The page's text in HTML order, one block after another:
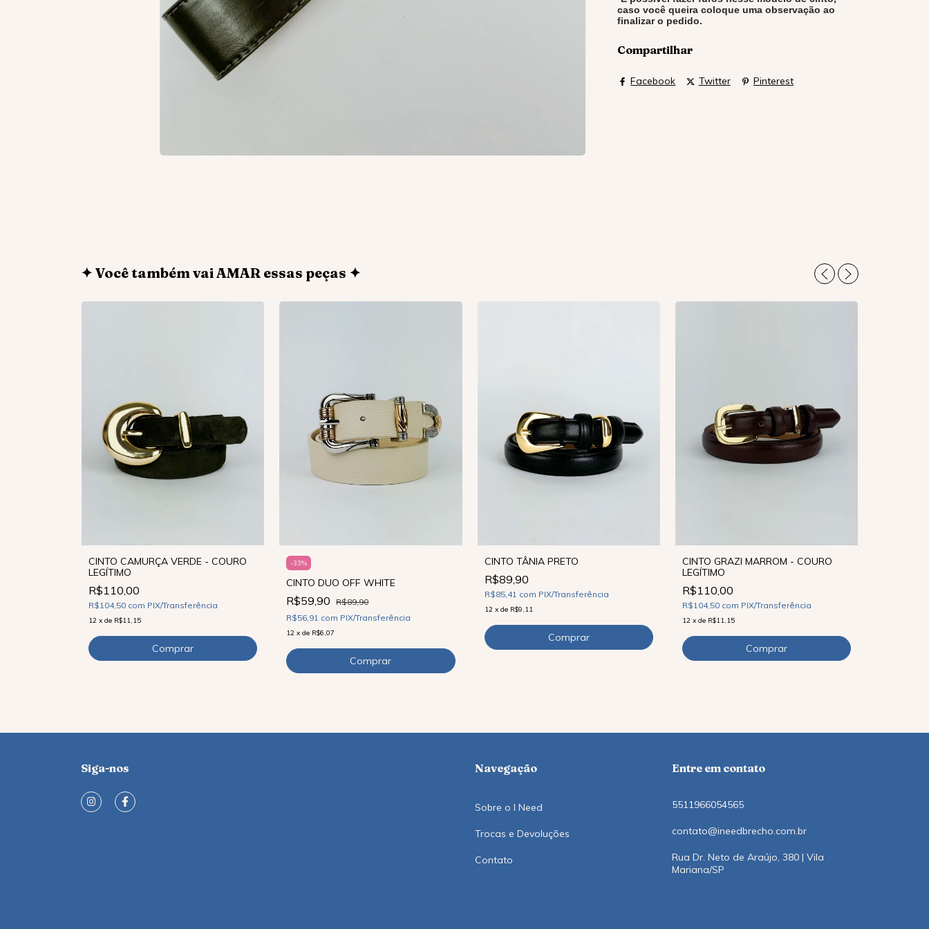
caso você queira coloque uma observação ao
finalizar o pedido.
Compartilhar
Facebook Twitter Pinterest
✦ Você também vai AMAR essas peças ✦
CINTO CAMURÇA VERDE - COURO
LEGÍTIMO
R$110,00
R$104,50 com PIX/Transferência
12 x de R$11,15
-33%
CINTO DUO OFF WHITE
R$59,90
R$89,90
R$56,91 com PIX/Transferência
12 xde R$6,07
CINTO TÂNIA PRETO
R$89,90
R$85,41 com PIX/Transferência
12 x de R$9,11
CINTO GRAZI MARROM - COURO
LEGÍTIMO
R$110,00
R$104,50 com PIX/Transferência
12 x de R$11,15
Siga-nos Navegação
Sobre o I Need
Trocas e Devoluções
Contato
Entre em contato
5511966054565
contato@ineedbrecho.com.br
Rua Dr. Neto de Araújo, 380 | Vila
Mariana/SP